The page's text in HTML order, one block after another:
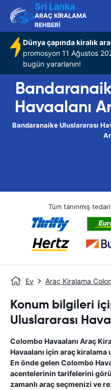
Sri Lanka
ARAÇ KİRALAMA
REHBERİ
Dünya çapında kiralık
promosyon 11 Ağustos
bugün yararlanın!
Havaalanı
Bandaranaike Uluslararası
Tüm tanınmış
Ev Araç Kiralama
Konum bilgileri
Uluslararası
Colombo Havaalanı Araç
Havaalanı için araç kiralama
En önde gelen Colombo
acentelerinin tarifelerini
zamanlı araç seçmenizi ve